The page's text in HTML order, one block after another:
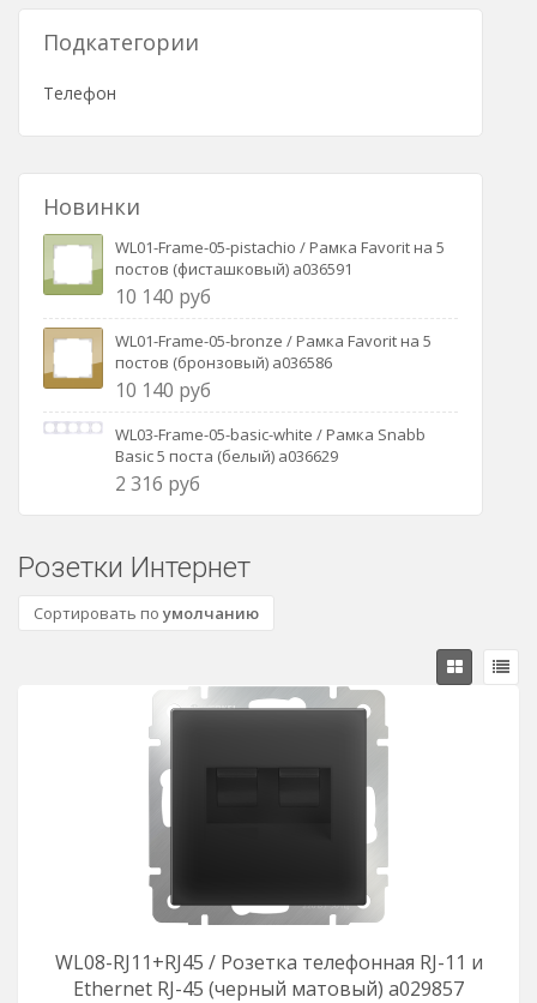
Подкатегории
Телефон
Новинки
WL01-Frame-05-pistachio / Рамка Favorit на 5
постов (фисташковый) a036591
10 140 руб
WL01-Frame-05-bronze / Рамка Favorit на 5
постов (бронзовый) a036586
10 140 руб
WL03-Frame-05-basic-white / Рамка Snabb
Basic 5 поста (белый) a036629
2 316 руб
Розетки Интернет
Сортировать по умолчанию
WL08-RJ11+RJ45 / Розетка телефонная RJ-11 и
Еthernet RJ-45 (черный матовый) a029857